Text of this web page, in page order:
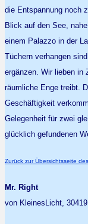
die Entspannung noch
Blick auf den See,
einem Palazzo in der
Tüchern verhangen
ergänzen. Wir lieben in
räumliche Enge treibt.
Geschäftigkeit
Gelegenheit für zwei
glücklich gefundenen
Zurück zur Übersichtsseite
Mr. Right
von KleinesLicht,